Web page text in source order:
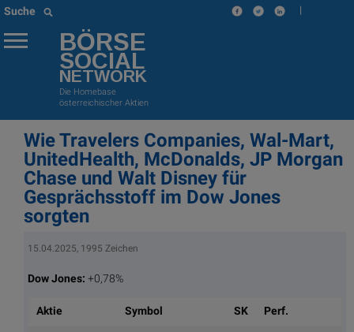
Suche |
BÖRSE
SOCIAL
NETWORK
Die Homebase
österreichischer Aktien
Wie Travelers Companies, Wal-Mart,
UnitedHealth, McDonalds, JP Morgan
Chase und Walt Disney für
Gesprächsstoff im Dow Jones
sorgten
15.04.2025, 1995 Zeichen
Dow Jones: +0,78%
Aktie Symbol SK Perf.